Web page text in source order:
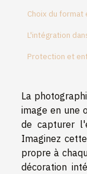
Choix du
L'intégration
Protection et
La
image en une
de capturer
Imaginez
propre à
décoration